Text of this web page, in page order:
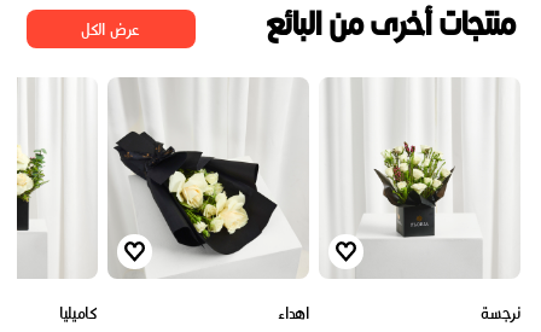
منتجات أخرى من البائع عرض الكل
نرجسة اهداء كاميليا